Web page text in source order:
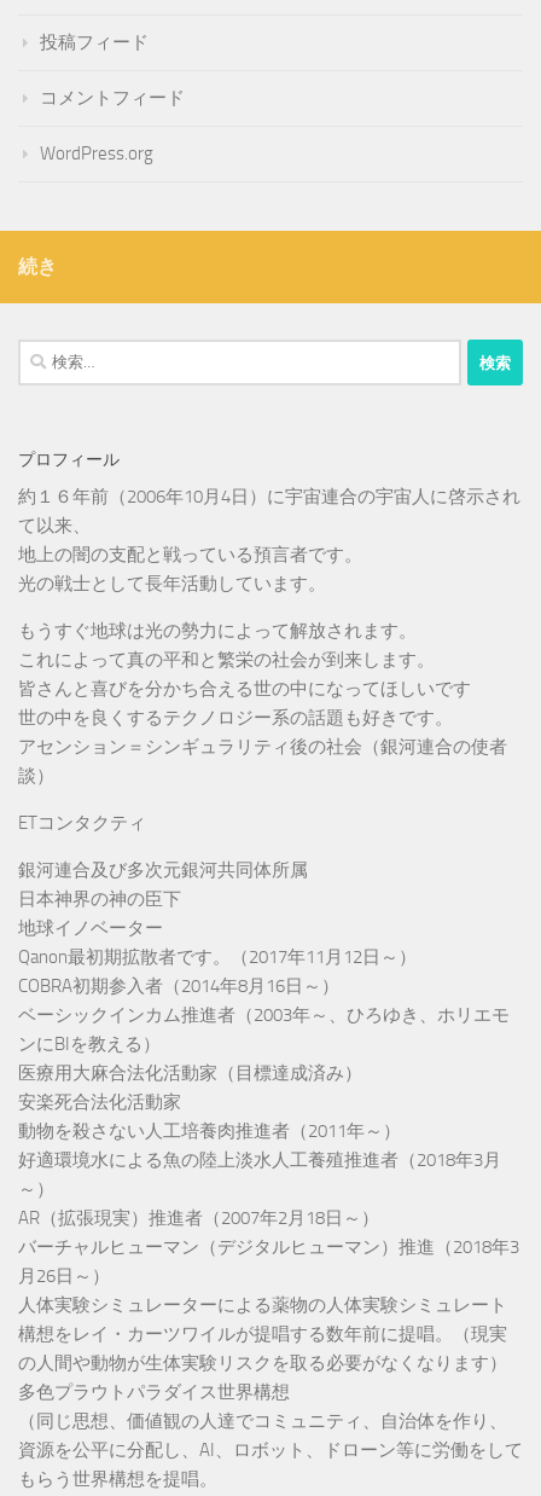
投稿フィード
コメントフィード
WordPress.org
続き
検
索:
プロフィール
約１６年前（2006年10月4日）に宇宙連合の宇宙人に啓示され
て以来、
地上の闇の支配と戦っている預言者です。
光の戦士として長年活動しています。
もうすぐ地球は光の勢力によって解放されます。
これによって真の平和と繁栄の社会が到来します。
皆さんと喜びを分かち合える世の中になってほしいです
世の中を良くするテクノロジー系の話題も好きです。
アセンション＝シンギュラリティ後の社会（銀河連合の使者
談）
ETコンタクティ
銀河連合及び多次元銀河共同体所属
日本神界の神の臣下
地球イノベーター
Qanon最初期拡散者です。（2017年11月12日～）
COBRA初期参入者（2014年8月16日～）
ベーシックインカム推進者（2003年～、ひろゆき、ホリエモ
ンにBIを教える）
医療用大麻合法化活動家（目標達成済み）
安楽死合法化活動家
動物を殺さない人工培養肉推進者（2011年～）
好適環境水による魚の陸上淡水人工養殖推進者（2018年3月
～）
AR（拡張現実）推進者（2007年2月18日～）
バーチャルヒューマン（デジタルヒューマン）推進（2018年3
月26日～）
人体実験シミュレーターによる薬物の人体実験シミュレート
構想をレイ・カーツワイルが提唱する数年前に提唱。（現実
の人間や動物が生体実験リスクを取る必要がなくなります）
多色プラウトパラダイス世界構想
（同じ思想、価値観の人達でコミュニティ、自治体を作り、
資源を公平に分配し、AI、ロボット、ドローン等に労働をして
もらう世界構想を提唱。